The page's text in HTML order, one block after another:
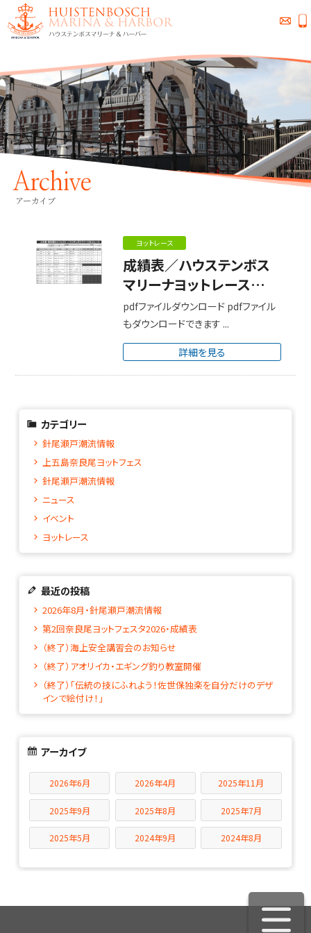
Archive
アーカイブ
ヨットレース
成績表／ハウステンボス
マリーナヨットレース
2025
pdfファイルダウンロード pdfファイル
もダウンロードできます ...
詳細を見る
カテゴリー
針尾瀬戸潮流情報
上五島奈良尾ヨットフェス
針尾瀬戸潮流情報
ニュース
イベント
ヨットレース
最近の投稿
2026年8月・針尾瀬戸潮流情報
第2回奈良尾ヨットフェスタ2026・成績表
（終了）海上安全講習会のお知らせ
（終了）アオリイカ・エギング釣り教室開催
（終了）「伝統の技にふれよう！佐世保独楽を自分だけのデザ
インで絵付け！」
アーカイブ
2026年6月 2026年4月 2025年11月
2025年9月 2025年8月 2025年7月
2025年5月 2024年9月 2024年8月